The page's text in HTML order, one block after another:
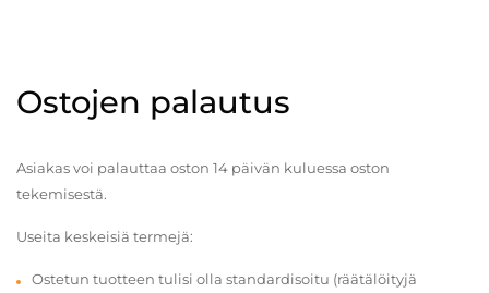
Ostojen palautus
Asiakas voi palauttaa oston 14 päivän kuluessa oston
tekemisestä.
Useita keskeisiä termejä:
Ostetun tuotteen tulisi olla standardisoitu (räätälöityjä